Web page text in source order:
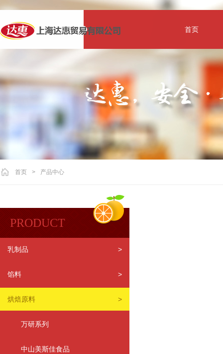
首页
首页 > 产品中心
PRODUCT
乳制品 >
馅料 >
烘焙原料 >
万研系列
中山美斯佳食品